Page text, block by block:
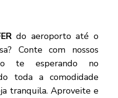
do aeroporto até o
Conte com nossos
te esperando no
toda a comodidade
tranquila. Aproveite e